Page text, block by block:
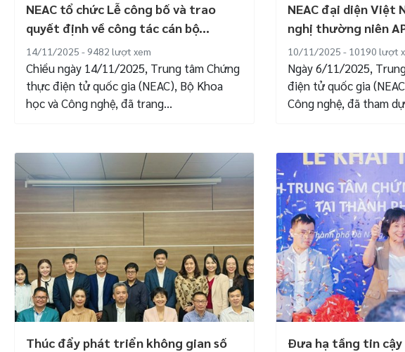
NEAC tổ chức Lễ công bố và trao
quyết định về công tác cán bộ...
14/11/2025 - 9482 lượt xem
Chiều ngày 14/11/2025, Trung tâm Chứng
thực điện tử quốc gia (NEAC), Bộ Khoa
học và Công nghệ, đã trang...
NEAC đại diện Việt
nghị thường niên
Hồng...
10/11/2025 - 10190 lượt
Ngày 6/11/2025,
điện tử quốc gia
Công nghệ, đã tham
Thúc đẩy phát triển không gian số
Đưa hạ tầng tin cậy